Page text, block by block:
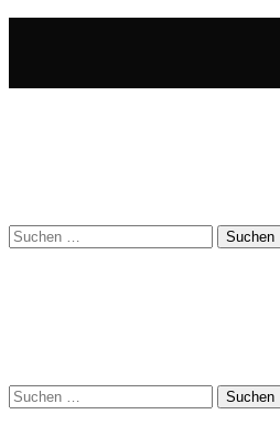
Suchen
nach:
Suchen
nach: